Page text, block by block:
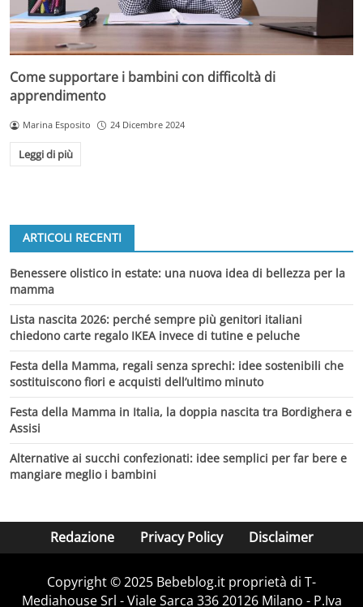
Come supportare i bambini con difficoltà di
apprendimento
Marina Esposito 24 Dicembre 2024
Leggi di più
ARTICOLI RECENTI
Benessere olistico in estate: una nuova idea di bellezza per la
mamma
Lista nascita 2026: perché sempre più genitori italiani
chiedono carte regalo IKEA invece di tutine e peluche
Festa della Mamma, regali senza sprechi: idee sostenibili che
sostituiscono fiori e acquisti dell’ultimo minuto
Festa della Mamma in Italia, la doppia nascita tra Bordighera e
Assisi
Alternative ai succhi confezionati: idee semplici per far bere e
mangiare meglio i bambini
Redazione Privacy Policy Disclaimer
Copyright © 2025 Bebeblog.it proprietà di T-
Mediahouse Srl - Viale Sarca 336 20126 Milano - P.Iva